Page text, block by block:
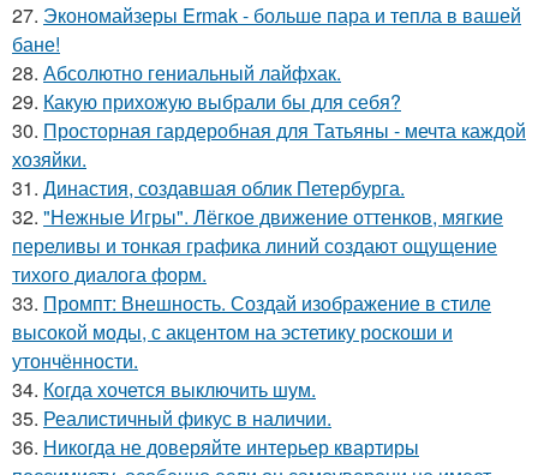
27. Экономайзеры Ermak - больше пара и тепла в вашей
бане!
28. Абсолютно гениальный лайфхак.
29. Какую прихожую выбрали бы для себя?
30. Просторная гардеробная для Татьяны - мечта каждой
хозяйки.
31. Династия, создавшая облик Петербурга.
32. "Нежные Игры". Лёгкое движение оттенков, мягкие
переливы и тонкая графика линий создают ощущение
тихого диалога форм.
33. Промпт: Внешность. Создай изображение в стиле
высокой моды, с акцентом на эстетику роскоши и
утончённости.
34. Когда хочется выключить шум.
35. Реалистичный фикус в наличии.
36. Никогда не доверяйте интерьер квартиры